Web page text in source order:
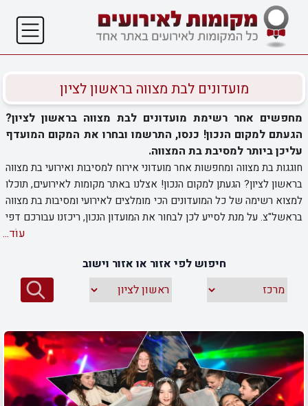
מועדונים לבת מצווה בראשון לציון
מחפשים אחר רשימת מועדונים לבת מצווה בראשון לציון?
הגעתם למקום הנכון! כנסו, התרשמו ובחרו את המקום המועדף
עליכן ביותר למסיבת בת המצווה.
חוגגות בת מצווה ומחפשות אחר מועדוני אירוח למסיבות ואירועי בת מצווה
בראשון לציון? הגעתן למקום הנכון! אצלנו באתר מקומות לאירועים, תוכלו
למצוא רשימה של כל המועדונים הכי מומלצים לאירועי ומסיבות בת מצווה
בראשל"צ. על מנת לסייע לכן לבחור את המועדון הנכון, ריכזנו עבורכם דפי
מידע מורחבים על כל אחד מהמועדונים. בדפים אלו תוכלו למצוא את כל
האירוח וההפקה המוצעים לכם במועדון. כנסו עכשיו לרשימת המועדונים
המופיעה לפניכן, וגם אתן תוכלו לבחור את המקום הנכון לאירוע/מסיבת
בת המצווה. בדפי המידע, ממתינה לכן גם גלריית תמונות מתוך שטח
עוֹד...
חיפוש לפי אזור או אזור וישוב